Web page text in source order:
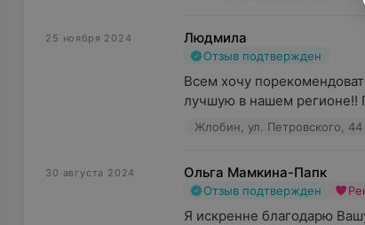
25 ноября 2024 Людмила
Отзыв подтвержден
Всем хочу
лучшую в нашем регионе!!
Жлобин, ул. Петровского, 44
30 августа 2024 Ольга Мамкина-Папк
Отзыв подтвержден
Я искренне благодарю